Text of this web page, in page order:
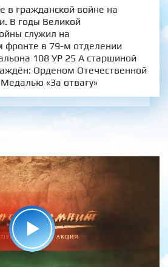
в гражданской войне на
В годы Великой
служил на
фронте в 79-м отделении
108 УР 25 А старшиной
Орденом Отечественной
«За отвагу»